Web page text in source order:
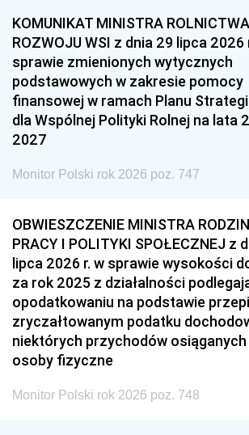
KOMUNIKAT MINISTRA
ROZWOJU WSI z dnia 29 lipca 2026
sprawie zmienionych wytycznych
podstawowych w zakresie pomocy
finansowej w ramach Planu
dla Wspólnej Polityki Rolnej na lata
2027
Monitor Polski rok 2026 poz. 747
OBWIESZCZENIE MINISTRA
PRACY I POLITYKI SPOŁECZNEJ z
lipca 2026 r. w sprawie wysokości
za rok 2025 z działalności
opodatkowaniu na podstawie
zryczałtowanym podatku
niektórych przychodów
osoby fizyczne
Monitor Polski rok 2026 poz. 748